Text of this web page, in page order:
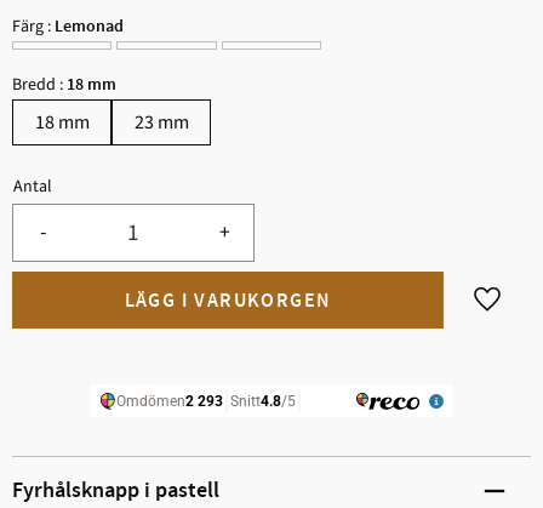
Färg : Lemonad
Bredd : 18 mm
18 mm 23 mm
Antal
+
-
Lägg
Fyrhålsknapp i pastell